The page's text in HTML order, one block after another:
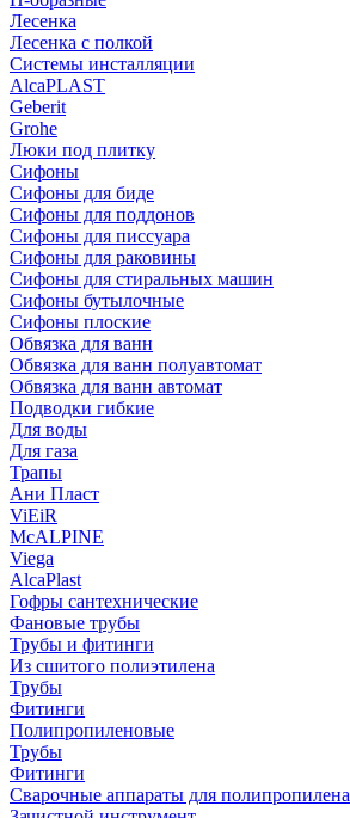
Лесенка
Лесенка с полкой
Системы инсталляции
AlcaPLAST
Geberit
Grohe
Люки под плитку
Сифоны
Сифoны для биде
Сифoны для поддонов
Сифoны для писсуара
Сифоны для раковины
Сифоны для стиральных машин
Сифоны бутылочные
Сифоны плоские
Обвязка для ванн
Обвязка для ванн полуавтомат
Обвязка для ванн автомат
Подводки гибкие
Для воды
Для газа
Трапы
Ани Пласт
ViEiR
McALPINE
Viega
AlcaPlast
Гофры сантехнические
Фановые трубы
Трубы и фитинги
Из сшитого полиэтилена
Трубы
Фитинги
Полипропиленовые
Трубы
Фитинги
Сварочные аппараты для полипропилена